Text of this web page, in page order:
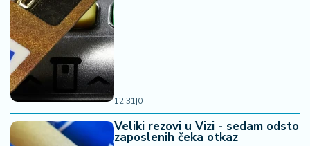
12:31|0
Veliki rezovi u Vizi - sedam odsto
zaposlenih čeka otkaz